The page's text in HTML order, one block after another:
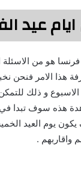
عيد
هو من الاسئلة
هذا الامر
الاسبوع و ذلك
هذه سوف تبدا في
يوم العيد
واقاربهم .